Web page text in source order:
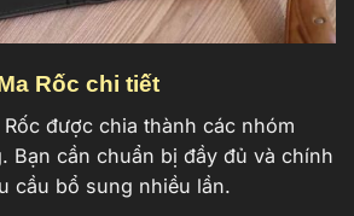
Rốc chi tiết
được chia thành các nhóm
Bạn cần chuẩn bị đầy đủ và chính
cầu bổ sung nhiều lần.